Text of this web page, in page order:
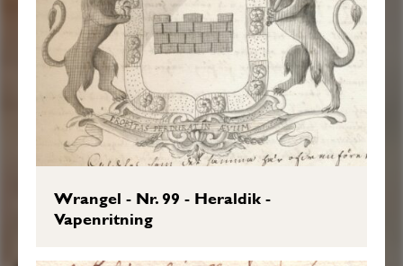
Wrangel - Nr. 99 - Heraldik -
Vapenritning